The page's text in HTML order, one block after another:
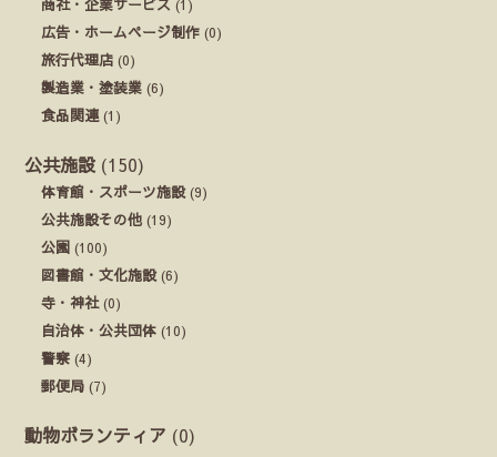
広告・ホームページ制作 (0)
旅行代理店 (0)
製造業・塗装業 (6)
食品関連 (1)
公共施設 (150)
体育館・スポーツ施設(9)
公共施設その他 (19)
公園 (100)
図書館・文化施設(6)
寺・神社(0)
自治体・公共団体 (10)
警察 (4)
郵便局 (7)
動物ボランティア (0)